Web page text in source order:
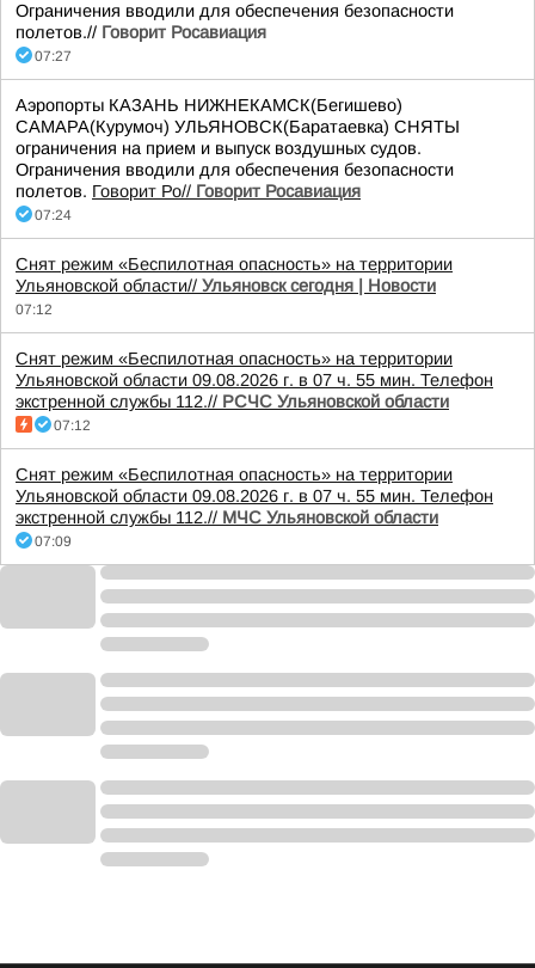
Ограничения вводили для обеспечения безопасности
полетов.// Говорит Росавиация
07:27
Аэропорты КАЗАНЬ НИЖНЕКАМСК(Бегишево)
САМАРА(Курумоч) УЛЬЯНОВСК(Баратаевка) СНЯТЫ
ограничения на прием и выпуск воздушных судов.
Ограничения вводили для обеспечения безопасности
полетов. Говорит Ро// Говорит Росавиация
07:24
Снят режим «Беспилотная опасность» на территории
Ульяновской области// Ульяновск сегодня | Новости
07:12
Снят режим «Беспилотная опасность» на территории
Ульяновской области 09.08.2026 г. в 07 ч. 55 мин. Телефон
экстренной службы 112.// РСЧС Ульяновской области
07:12
Снят режим «Беспилотная опасность» на территории
Ульяновской области 09.08.2026 г. в 07 ч. 55 мин. Телефон
экстренной службы 112.// МЧС Ульяновской области
07:09